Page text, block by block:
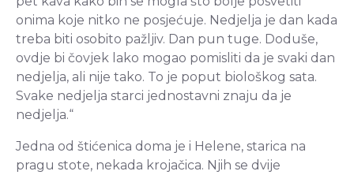
onima koje nitko ne posjećuje. Nedjelja je dan kada
treba biti osobito pažljiv. Dan pun tuge. Doduše,
ovdje bi čovjek lako mogao pomisliti da je svaki dan
nedjelja, ali nije tako. To je poput biološkog sata.
Svake nedjelja starci jednostavni znaju da je
nedjelja.“
Jedna od štićenica doma je i Helene, starica na
pragu stote, nekada krojačica. Njih se dvije